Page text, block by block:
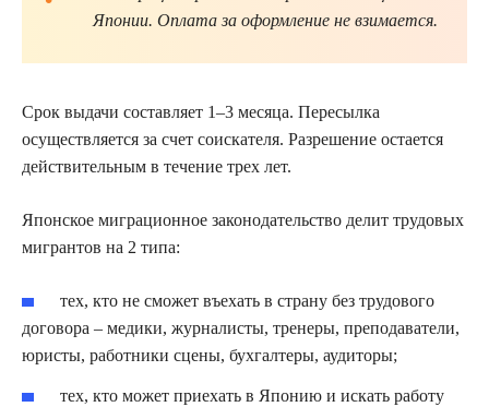
Японии. Оплата за оформление не взимается.
Срок выдачи составляет 1–3 месяца. Пересылка
осуществляется за счет соискателя. Разрешение остается
действительным в течение трех лет.
Японское миграционное законодательство делит трудовых
мигрантов на 2 типа:
тех, кто не сможет въехать в страну без трудового
договора – медики, журналисты, тренеры, преподаватели,
юристы, работники сцены, бухгалтеры, аудиторы;
тех, кто может приехать в Японию и искать работу